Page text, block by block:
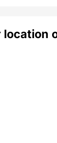
location